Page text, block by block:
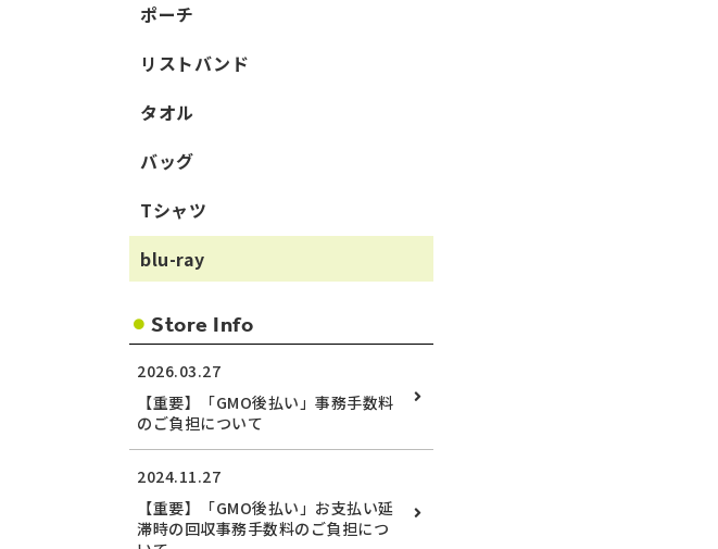
ポーチ
リストバンド
タオル
バッグ
Tシャツ
blu-ray
Store Info
2026.03.27
【重要】「GMO後払い」事務手数料
のご負担について
2024.11.27
【重要】「GMO後払い」お支払い延
滞時の回収事務手数料のご負担につ